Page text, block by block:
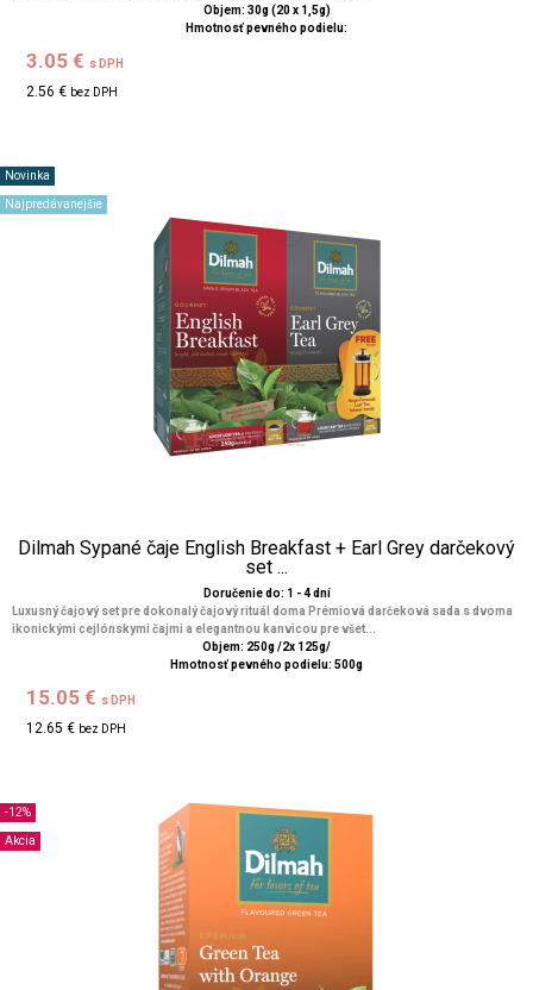
Objem: 30g (20 x 1,5g)
Hmotnosť pevného podielu:
3.05 € s DPH
2.56 € bez DPH
Novinka
Najpredávanejšie
Dilmah Sypané čaje English Breakfast + Earl Grey darčekový
set ...
Doručenie do: 1 - 4 dní
Luxusný čajový set pre dokonalý čajový rituál doma Prémiová darčeková sada s dvoma
ikonickými cejlónskymi čajmi a elegantnou kanvicou pre všet...
Objem: 250g /2x 125g/
Hmotnosť pevného podielu: 500g
15.05 € s DPH
12.65 € bez DPH
-12%
Akcia